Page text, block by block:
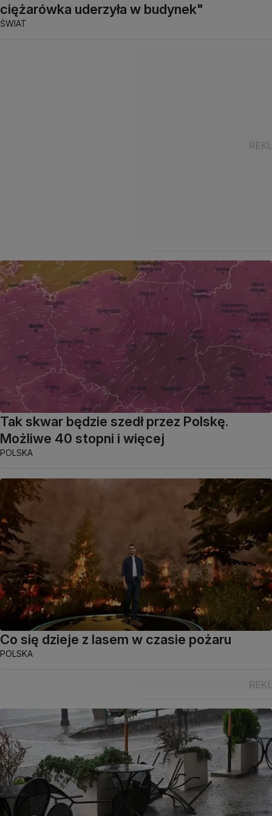
ciężarówka uderzyła w budynek"
ŚWIAT
Tak skwar będzie szedł przez Polskę.
Możliwe 40 stopni i więcej
POLSKA
Co się dzieje z lasem w czasie pożaru
POLSKA